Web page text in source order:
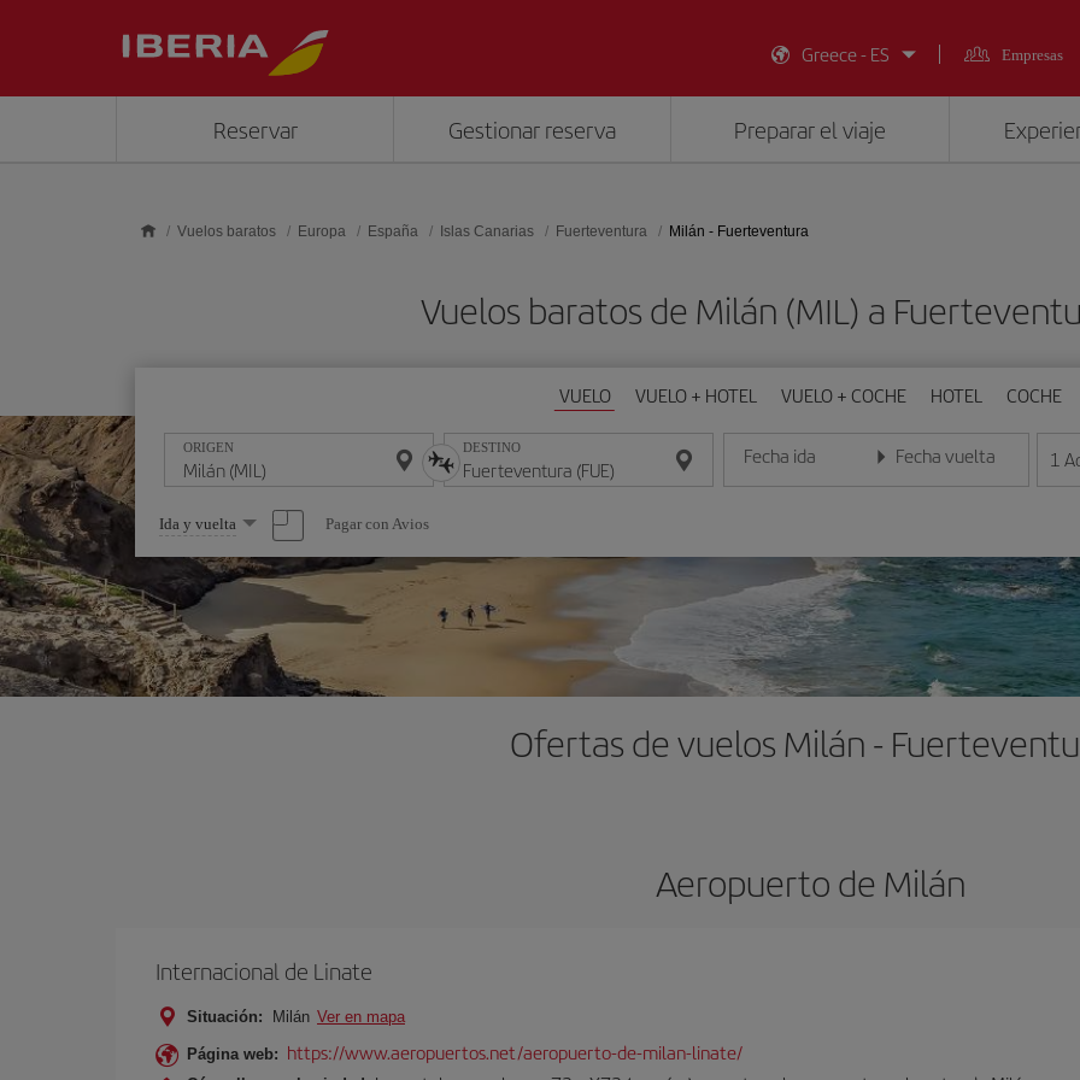
Greece - ES
Empresas
Reservar Gestionar reserva Preparar el viaje
Vuelos baratos Europa España Islas Canarias Fuerteventura Milán - Fuerteventura
Vuelos baratos de Milán (MIL) a
VUELO VUELO + HOTEL VUELO + COCHE HOTEL COCHE
ORIGEN DESTINO Fecha ida
Introduce la fecha en formato día/mes/año
Fecha vuelta
Introduce la fecha en 1
Seleccione
una
opción
Ida y vuelta Pagar con Avios
Ofertas de vuelos Milán -
Aeropuerto de Milán
Internacional de Linate
Situación: Milán Ver en mapa
Página web: https://www.aeropuertos.net/aeropuerto-de-milan-linate/